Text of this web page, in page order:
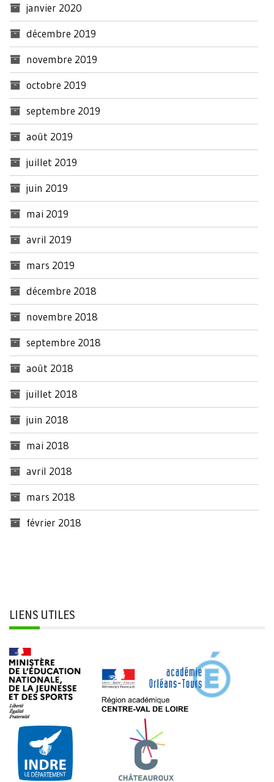
janvier 2020
décembre 2019
novembre 2019
octobre 2019
septembre 2019
août 2019
juillet 2019
juin 2019
mai 2019
avril 2019
mars 2019
décembre 2018
novembre 2018
septembre 2018
août 2018
juillet 2018
juin 2018
mai 2018
avril 2018
mars 2018
février 2018
LIENS UTILES